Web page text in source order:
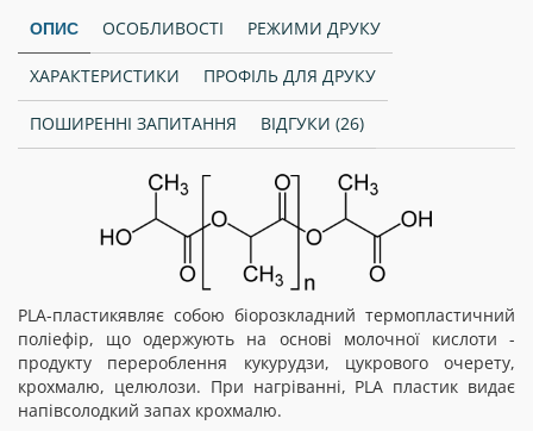
ОПИС ОСОБЛИВОСТІ РЕЖИМИ ДРУКУ
ХАРАКТЕРИСТИКИ ПРОФІЛЬ ДЛЯ ДРУКУ
ПОШИРЕННІ ЗАПИТАННЯ ВІДГУКИ (26)
PLA-пластикявляє собою біорозкладний термопластичний
поліефір, що одержують на основі молочної кислоти -
продукту перероблення кукурудзи, цукрового очерету,
крохмалю, целюлози. При нагріванні, PLA пластик видає
напівсолодкий запах крохмалю.